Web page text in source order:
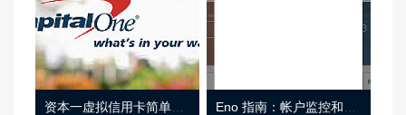
资本一虚拟信用卡简单介绍